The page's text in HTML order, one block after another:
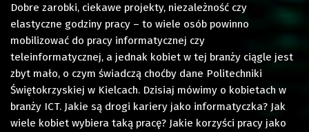
Dobre zarobki, ciekawe projekty, niezależność czy
elastyczne godziny pracy – to wiele osób powinno
mobilizować do pracy informatycznej czy
teleinformatycznej, a jednak kobiet w tej branży ciągle jest
zbyt mało, o czym świadczą choćby dane Politechniki
Świętokrzyskiej w Kielcach. Dzisiaj mówimy o kobietach w
branży ICT. Jakie są drogi kariery jako informatyczka? Jak
wiele kobiet wybiera taką pracę? Jakie korzyści pracy jako